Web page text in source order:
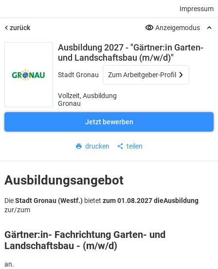
Impressum
zurück Anzeigemodus
Ausbildung 2027 - "Gärtner:in Garten-
und Landschaftsbau (m/w/d)"
Stadt Gronau Zum Arbeitgeber-Profil
Vollzeit, Ausbildung
Gronau
Jetzt bewerben
drucken teilen
Ausbildungsangebot
DieStadt Gronau (Westf.)bietet zum 01.08.2027 dieAusbildung
zur/zum
Gärtner:in- Fachrichtung Garten- und
Landschaftsbau - (m/w/d)
an.